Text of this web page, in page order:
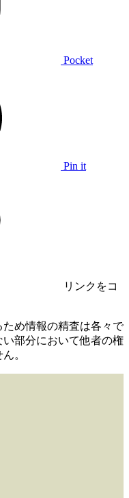
Pocket
Pin it
リンク をコ
め情報の精査は各々で
部分において他者の権
。